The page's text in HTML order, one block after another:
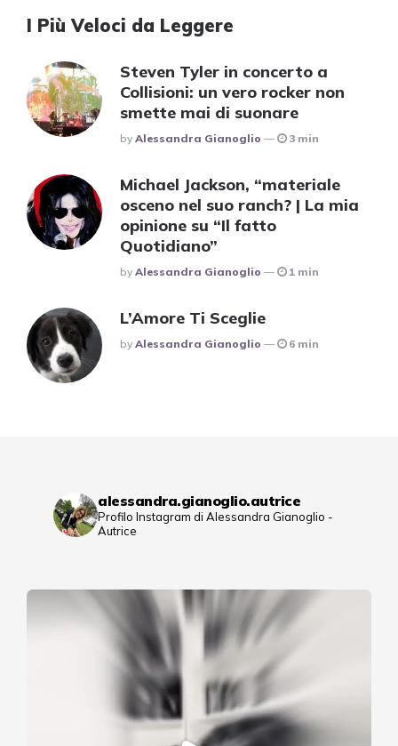
I Più Veloci da Leggere
Steven Tyler in concerto a
Collisioni: un vero rocker non
smette mai di suonare
Posted
By Alessandra Gianoglio 3 min
Michael Jackson, “materiale
osceno nel suo ranch? | La mia
opinione su “Il fatto
Quotidiano”
Posted
By Alessandra Gianoglio 1 min
L’Amore Ti Sceglie
Posted
By Alessandra Gianoglio 6 min
alessandra.gianoglio.autrice
Profilo Instagram di Alessandra Gianoglio -
Autrice